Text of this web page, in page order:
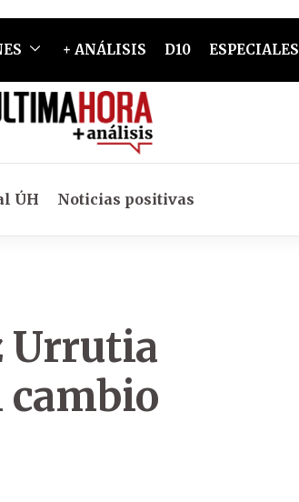
+ ANÁLISIS D10 ESPECIALES
ÚH Noticias positivas
Urrutia
cambio